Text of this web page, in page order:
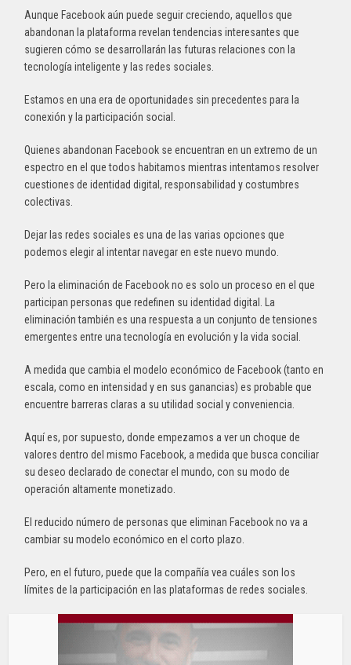
Aunque Facebook aún puede seguir creciendo, aquellos que
abandonan la plataforma revelan tendencias interesantes que
sugieren cómo se desarrollarán las futuras relaciones con la
tecnología inteligente y las redes sociales.
Estamos en una era de oportunidades sin precedentes para la
conexión y la participación social.
Quienes abandonan Facebook se encuentran en un extremo de un
espectro en el que todos habitamos mientras intentamos resolver
cuestiones de identidad digital, responsabilidad y costumbres
colectivas.
Dejar las redes sociales es una de las varias opciones que
podemos elegir al intentar navegar en este nuevo mundo.
Pero la eliminación de Facebook no es solo un proceso en el que
participan personas que redefinen su identidad digital. La
eliminación también es una respuesta a un conjunto de tensiones
emergentes entre una tecnología en evolución y la vida social.
A medida que cambia el modelo económico de Facebook (tanto en
escala, como en intensidad y en sus ganancias) es probable que
encuentre barreras claras a su utilidad social y conveniencia.
Aquí es, por supuesto, donde empezamos a ver un choque de
valores dentro del mismo Facebook, a medida que busca conciliar
su deseo declarado de conectar el mundo, con su modo de
operación altamente monetizado.
El reducido número de personas que eliminan Facebook no va a
cambiar su modelo económico en el corto plazo.
Pero, en el futuro, puede que la compañía vea cuáles son los
límites de la participación en las plataformas de redes sociales.